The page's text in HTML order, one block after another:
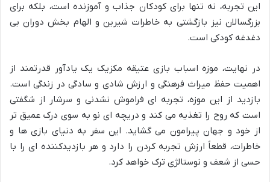
این تجربه، نه تنها برای کودکان جذاب و آموزنده است، بلکه برای
بزرگسالان نیز بازگشتی به خاطرات شیرین و الهام بخش دوران بی
دغدغه کودکی است.
در نهایت، موزه اسباب بازی عتیقه مکزیک یک یادآور قدرتمند از
اهمیت حفظ میراث فرهنگی و ارزش شادی و سادگی در زندگی است.
بازدید از این موزه، تجربه ای فراموش نشدنی و سرشار از شگفتی
است که روح را تغذیه می کند و دریچه ای نو به سوی درک عمیق تر
از خود و جهان پیرامون می گشاید. این سفر به دنیای بازی ها و
خاطرات، قطعاً ارزش تجربه کردن را دارد و هر بازدیدکننده ای را با
حسی از شعف و نوستالژی ترک خواهد کرد.